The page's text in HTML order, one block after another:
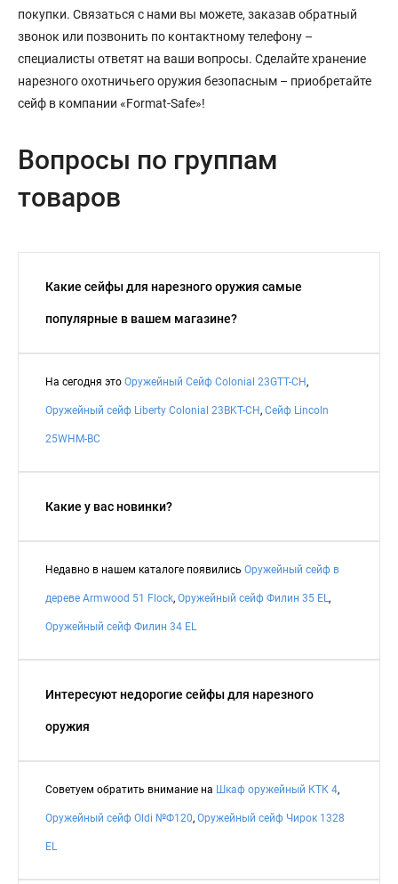
покупки. Связаться с нами вы можете, заказав обратный
звонок или позвонить по контактному телефону –
специалисты ответят на ваши вопросы. Сделайте хранение
нарезного охотничьего оружия безопасным – приобретайте
сейф в компании «Format-Safe»!
Вопросы по группам
товаров
Какие сейфы для нарезного оружия самые
популярные в вашем магазине?
На сегодня это Оружейный Сейф Colonial 23GTT-CH,
Оружейный сейф Liberty Colonial 23BKT-CH, Сейф Lincoln
25WHM-BC
Какие у вас новинки?
Недавно в нашем каталоге появились Оружейный сейф в
дереве Armwood 51 Flock, Оружейный сейф Филин 35 EL,
Оружейный сейф Филин 34 EL
Интересуют недорогие сейфы для нарезного
оружия
Советуем обратить внимание на Шкаф оружейный КТК 4,
Оружейный сейф Oldi №Ф120, Оружейный сейф Чирок 1328
EL